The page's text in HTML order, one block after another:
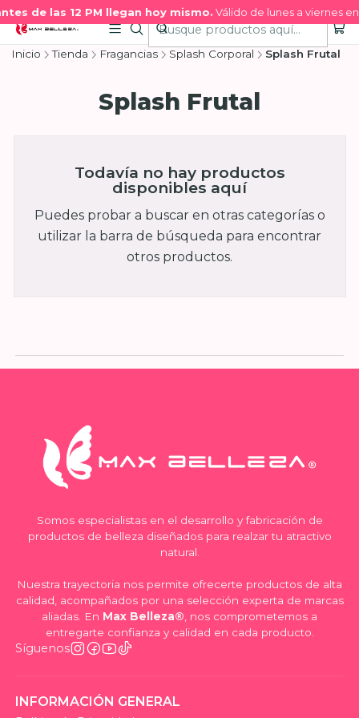
de las 12 PM llegan hoy mismo.Válido de lunes a viernes en
Inicio Tienda Fragancias Splash Corporal Splash Frutal
Splash Frutal
Todavía no hay productos
disponibles aquí
Puedes probar a buscar en otras categorías o
utilizar la barra de búsqueda para encontrar
otros productos.
Somos especialistas en el desarrollo y fabricación de
productos de belleza diseñados para realzar tu atractivo
natural.
Nuestra trayectoria nos permite ofrecerte productos de alta
calidad, acompañados por una selección experta de marcas
aliadas. En Max Belleza® , nos comprometemos a
entregarte confianza y calidad en cada producto.
Síguenos
INFORMACIÓN GENERAL